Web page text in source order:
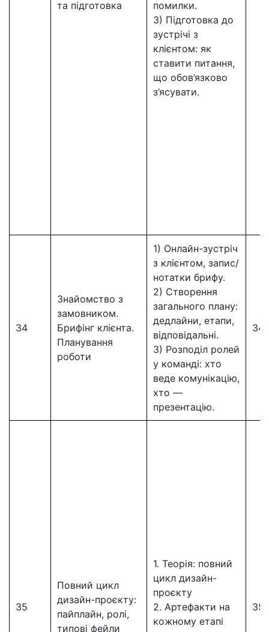
та підготовка
помилки.
3) Підготовка до
зустрічі з
клієнтом: як
ставити питання,
що обов’язково
з’ясувати.
34
Знайомство з
замовником.
Брифінг клієнта.
Планування
роботи
1) Онлайн-зустріч
з клієнтом, запис/
нотатки брифу.
2) Створення
загального плану:
дедлайни, етапи,
відповідальні.
3) Розподіл ролей
у команді: хто
веде комунікацію,
хто —
презентацію.
34
35
Повний цикл
дизайн-проєкту:
пайплайн, ролі,
типові фейли
1. Теорія: повний
цикл дизайн-
проєкту
2. Артефакти на
кожному етапі
35